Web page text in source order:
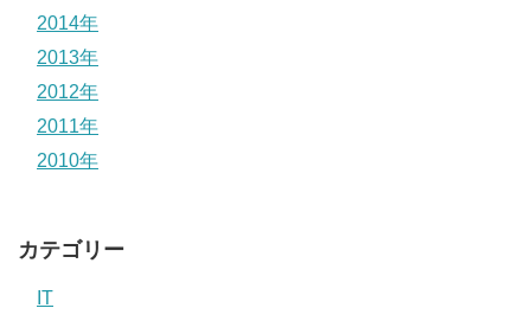
2014年
2013年
2012年
2011年
2010年
カテゴリー
IT